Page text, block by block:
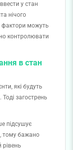
у стан
нічого
фактори можуть
контролювати
в стан
які будуть
загострень
підсушує
тому бажано